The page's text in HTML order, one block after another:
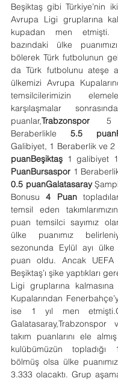
Beşiktaş gibi Türkiye’nin
Avrupa Ligi gruplarına
kupadan men etmişti.
bazındaki ülke
bölerek Türk futbolunun
da Türk futbolunu ateşe
ülkemizi Avrupa
temsilcilerimizin
karşılaşmalar
puanlar,Trabzonspor 5
Beraberlikle 5.5
Galibiyet, 1 Beraberlik ve
puanBeşiktaş 1 galibiyet
PuanBursaspor
0.5 puanGalatasaray
Bonusu 4 Puan
temsil eden
puan temsilci sayımız
ülke puanımız
sezonunda Eylül ayı ülke
puan oldu. Ancak UEFA
Beşiktaş’ı şike yaptıkları
Ligi gruplarına
Kupalarından
ise 1 yıl men
Galatasaray,Trabzonspor
takım puanlarını ele
kulübümüzün topladığı
bölmüş olsa ülke
3.333 olacaktı. Grup